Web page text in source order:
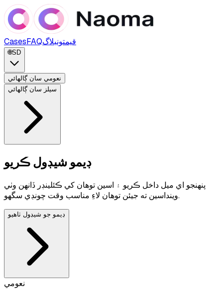
CasesFAQ قيمتونبلاگ
🌐SD
نعومي سان ڳالهائي
سيلز سان ڳالهائي
ڊيمو شيڊول ڪريو
پنهنجو اي ميل داخل ڪريو ۽ اسين توهان کي ڪئلينڊر ڏانهن وٺي
وينداسين ته جيئن توهان لاءِ مناسب وقت چونڊي سگهو.
ڊيمو جو شيڊول ٺاهيو
نعومي